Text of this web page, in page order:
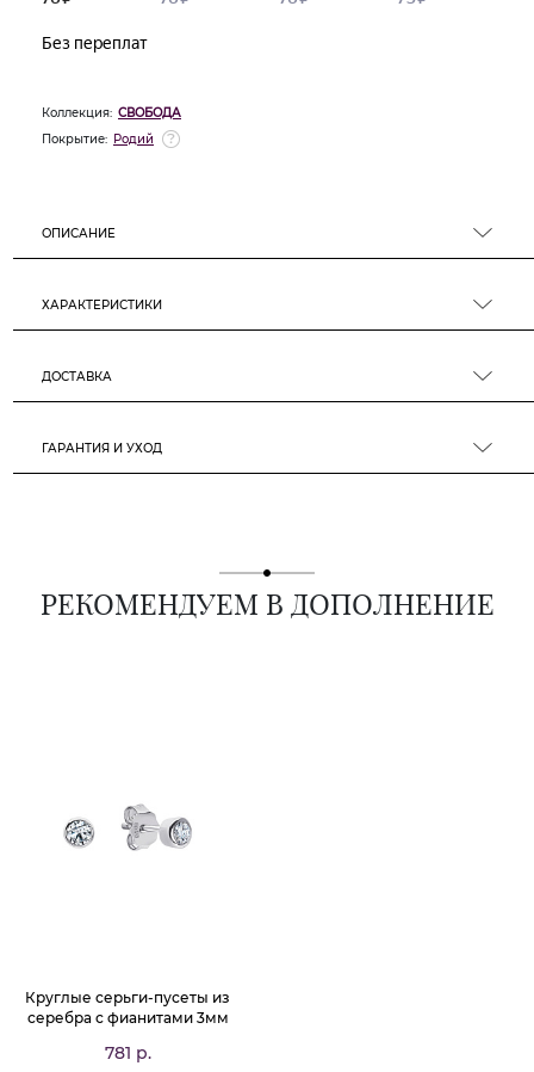
Коллекция: СВОБОДА
Покрытие: Родий
ОПИСАНИЕ
ХАРАКТЕРИСТИКИ
ДОСТАВКА
ГАРАНТИЯ И УХОД
РЕКОМЕНДУЕМ В ДОПОЛНЕНИЕ
Круглые серьги-пусеты из
серебра с фианитами 3мм
781 р.